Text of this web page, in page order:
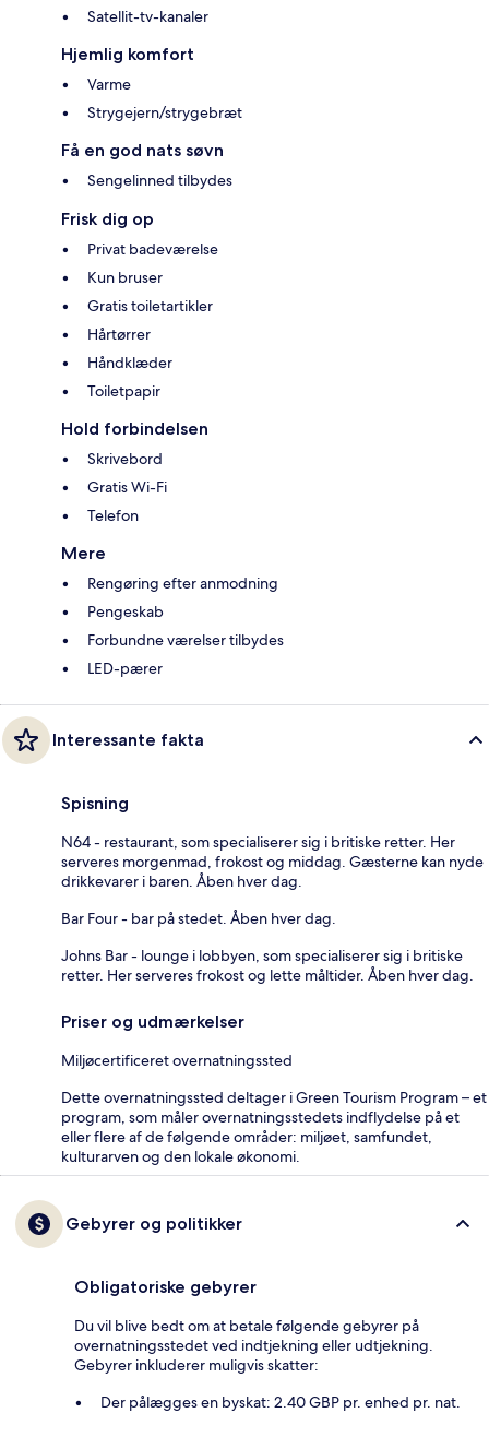
Satellit-tv-kanaler
Hjemlig komfort
Varme
Strygejern/strygebræt
Få en god nats søvn
Sengelinned tilbydes
Frisk dig op
Privat badeværelse
Kun bruser
Gratis toiletartikler
Hårtørrer
Håndklæder
Toiletpapir
Hold forbindelsen
Skrivebord
Gratis Wi-Fi
Telefon
Mere
Rengøring efter anmodning
Pengeskab
Forbundne værelser tilbydes
LED-pærer
Interessante fakta
Spisning
N64 - restaurant, som specialiserer sig i britiske retter. Her
serveres morgenmad, frokost og middag. Gæsterne kan nyde
drikkevarer i baren. Åben hver dag.
Bar Four - bar på stedet. Åben hver dag.
Johns Bar - lounge i lobbyen, som specialiserer sig i britiske
retter. Her serveres frokost og lette måltider. Åben hver dag.
Priser og udmærkelser
Miljøcertificeret overnatningssted
Dette overnatningssted deltager i Green Tourism Program – et
program, som måler overnatningsstedets indflydelse på et
eller flere af de følgende områder: miljøet, samfundet,
kulturarven og den lokale økonomi.
Gebyrer og politikker
Obligatoriske gebyrer
Du vil blive bedt om at betale følgende gebyrer på
overnatningsstedet ved indtjekning eller udtjekning.
Gebyrer inkluderer muligvis skatter:
Der pålægges en byskat: 2.40 GBP pr. enhed pr. nat.